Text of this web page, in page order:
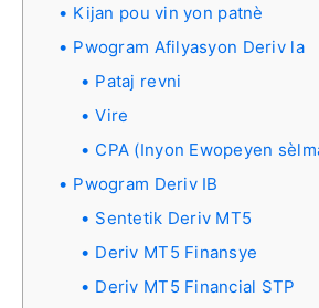
Kijan pou vin yon patnè
Pwogram Afilyasyon Deriv la
Pataj revni
Vire
CPA (Inyon Ewopeyen
Pwogram Deriv IB
Sentetik Deriv MT5
Deriv MT5 Finansye
Deriv MT5 Financial STP